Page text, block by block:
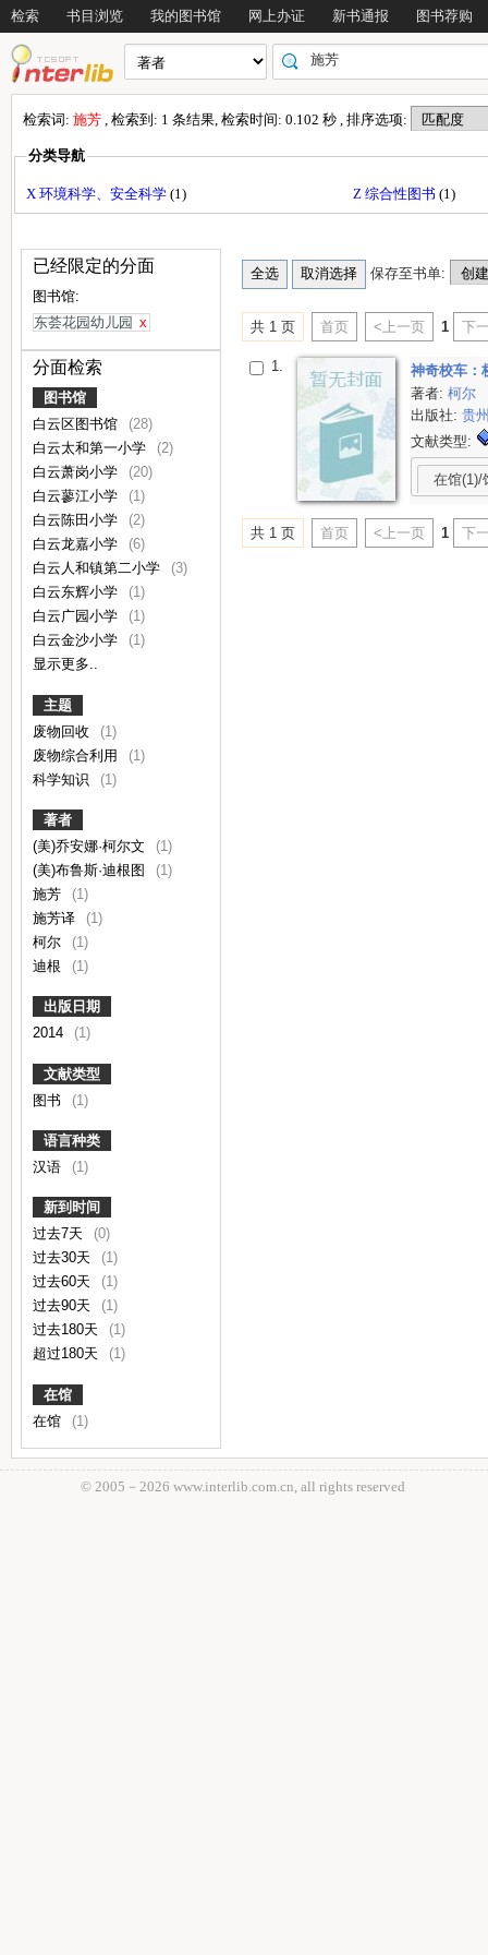
检索 书目浏览 我的图书馆 网上办证 新书通报 图书荐购
检索词: 施芳 , 检索到: 1 条结果, 检索时间: 0.102 秒 , 排序选项:
分类导航
X 环境科学、安全科学 (1) Z 综合性图书 (1)
已经限定的分面
图书馆:
东荟花园幼儿园 x
分面检索
图书馆
白云区图书馆
(28)
白云太和第一小学
(2)
白云萧岗小学
(20)
白云蓼江小学
(1)
白云陈田小学
(2)
白云龙嘉小学
(6)
白云人和镇第二小学
(3)
白云东辉小学
(1)
白云广园小学
(1)
白云金沙小学
(1)
显示更多..
主题
废物回收
(1)
废物综合利用
(1)
科学知识
(1)
著者
(美)乔安娜·柯尔文
(1)
(美)布鲁斯·迪根图
(1)
施芳
(1)
施芳译
(1)
柯尔
(1)
迪根
(1)
出版日期
2014
(1)
文献类型
图书
(1)
语言种类
汉语
(1)
新到时间
过去7天
(0)
过去30天
(1)
过去60天
(1)
过去90天
(1)
过去180天
(1)
超过180天
(1)
在馆
在馆
(1)
保存至书单:
共 1 页 首页 <上一页 1 下
1.
神奇校车：
著者:柯尔
出版社:贵
文献类型:
在馆(1)/
共 1 页 首页 <上一页 1 下
© 2005－ 2026 www.interlib.com.cn, all rights reserved